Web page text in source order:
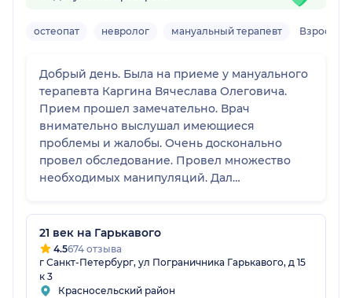
остеопат невролог мануальный терапевт Взрослый
Добрый день. Была на приеме у мануального
терапевта Каргина Вячеслава Олеговича.
Прием прошел замечательно. Врач
внимательно выслушал имеющиеся
проблемы и жалобы. Очень досконально
провел обследование. Провел множество
необходимых манипуляций. Дал
Очень понравился специалист.
Внимательный, профессиональный,
отличный врач. Всем рекомендую.
21 век на Гарькавого
4.5674 отзыва
г Санкт-Петербург, ул Пограничника Гарькавого, д 15
к 3
Красносельский район